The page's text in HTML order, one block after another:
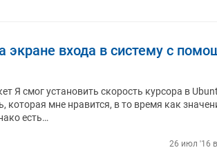
экране входа в систему с
Я смог установить скорость курсора в
которая мне нравится, в то время как
есть…
26 июл '16